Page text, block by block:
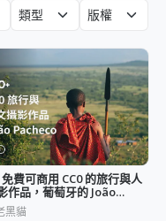
類型 版權
費可商用 CC0 的旅行與人
作品，葡萄牙的 João
黑貓